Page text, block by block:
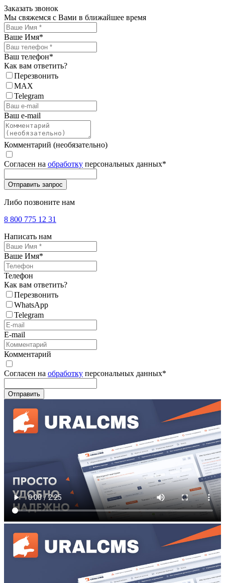
Заказать звонок
Мы свяжемся с Вами в ближайшее время
Ваше Имя*
Ваш телефон*
Как вам ответить?
Перезвонить
MAX
Telegram
Ваш e-mail
Комментарий (необязательно)
Согласен на обработку персональных данных*
Либо позвоните нам
8 800 775 12 31
Написать нам
Ваше Имя*
Телефон
Как вам ответить?
Перезвонить
WhatsApp
Telegram
E-mail
Комментарий
Согласен на обработку персональных данных*